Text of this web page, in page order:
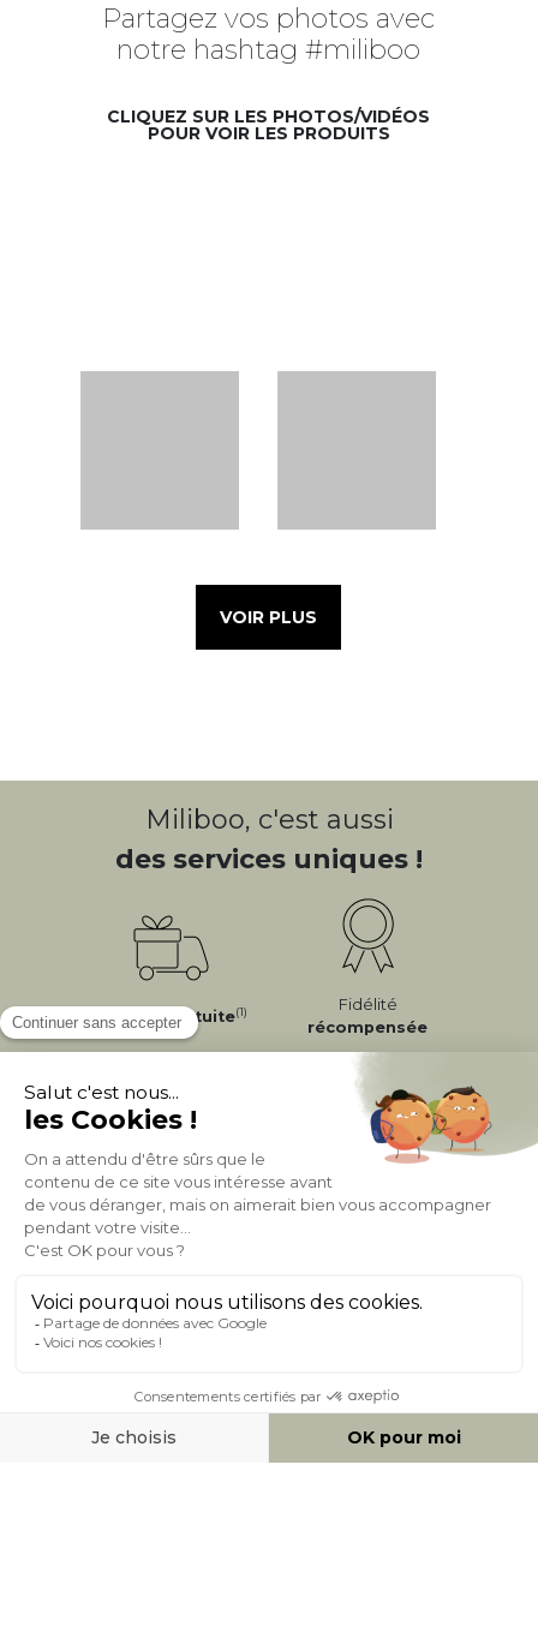
Partagez vos photos avec
notre hashtag #miliboo
CLIQUEZ SUR LES PHOTOS/VIDÉOS
POUR VOIR LES PRODUITS
VOIR PLUS
Miliboo, c'est aussi
des services uniques !
LivraisonGratuite(1)
Fidélité
récompensée
Expéditionen
24/72h
Appel gratuit
0 20 88 04 14
À PROPOS DE MILIBOO